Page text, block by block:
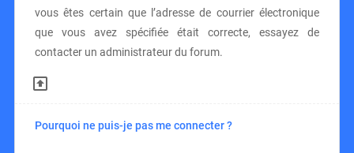
vous êtes certain que l’adresse de courrier électronique
que vous avez spécifiée était correcte, essayez de
contacter un administrateur du forum.
Pourquoi ne puis-je pas me connecter ?